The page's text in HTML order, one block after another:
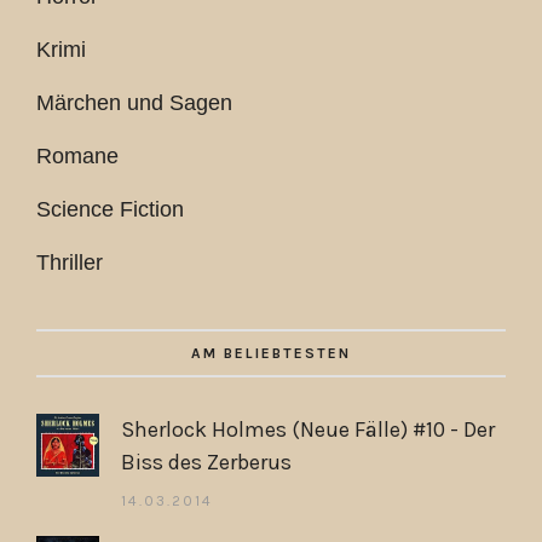
Krimi
Märchen und Sagen
Romane
Science Fiction
Thriller
AM BELIEBTESTEN
Sherlock Holmes (Neue Fälle) #10 - Der
Biss des Zerberus
14.03.2014